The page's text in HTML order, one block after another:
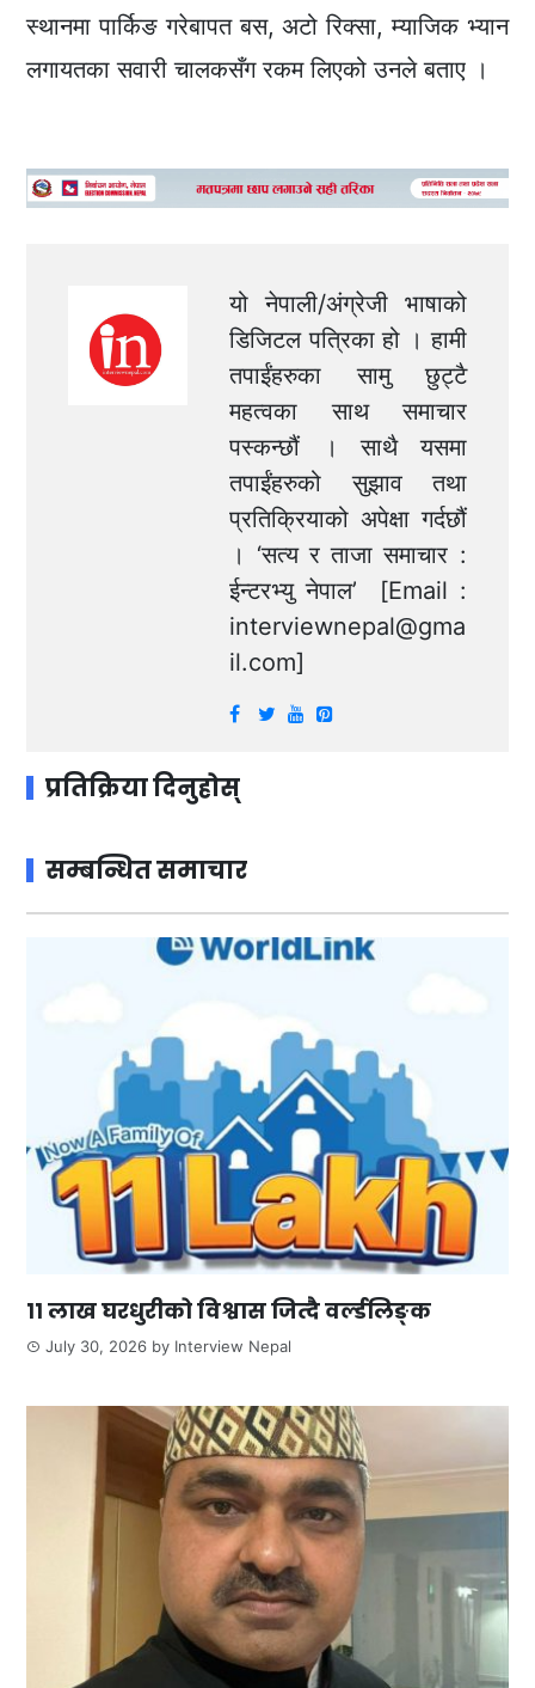
स्थानमा पार्किङ गरेबापत बस, अटो रिक्सा, म्याजिक भ्यान
लगायतका सवारी चालकसँग रकम लिएको उनले बताए ।
यो नेपाली/अंग्रेजी भाषाको
डिजिटल पत्रिका हो । हामी
तपाईंहरुका सामु छुट्टै
महत्वका साथ समाचार
पस्कन्छौं । साथै यसमा
तपाईंहरुको सुझाव तथा
प्रतिक्रियाको अपेक्षा गर्दछौं
। ‘सत्य र ताजा समाचार :
ईन्टरभ्यु नेपाल’ [Email :
interviewnepal@gma
il.com]
प्रतिक्रिया दिनुहोस्
सम्बन्धित समाचार
११ लाख घरधुरीको विश्वास जित्दै वर्ल्डलिङ्क
July 30, 2026 by Interview Nepal